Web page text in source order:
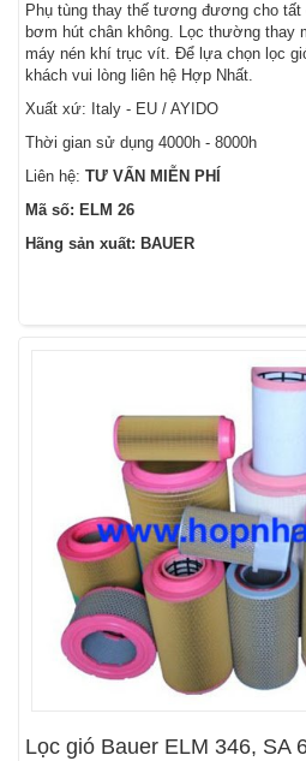
Phụ tùng thay thế tương đương cho
bơm hút chân không. Lọc thường thay
máy nén khí trục vít. Để lựa chọn lọc
khách vui lòng liên hệ Hợp Nhất.
Xuất xứ: Italy - EU / AYIDO
Thời gian sử dụng 4000h - 8000h
Liên hệ: TƯ VẤN MIỄN PHÍ
Mã số: ELM 26
Hãng sản xuất: BAUER
Lọc gió Bauer ELM 346, SA